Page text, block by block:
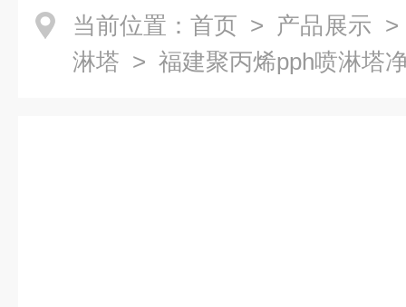
当前位置： 首页 > 产品展示
淋塔 > 福建聚丙烯pph喷淋塔